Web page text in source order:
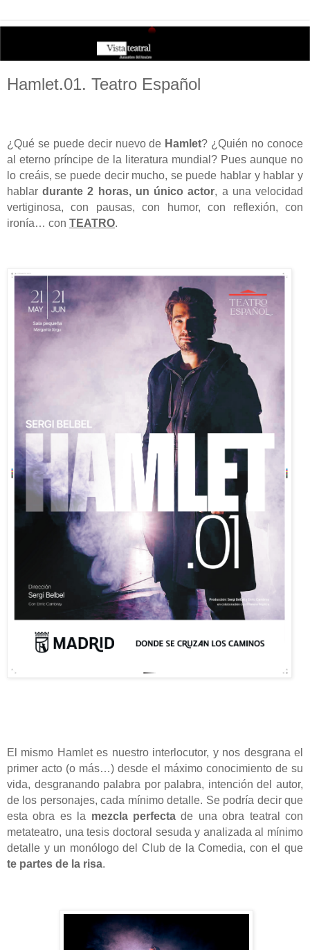
Hamlet.01. Teatro Español
¿Qué se puede decir nuevo de Hamlet? ¿Quién no conoce
al eterno príncipe de la literatura mundial? Pues aunque no
lo creáis, se puede decir mucho, se puede hablar y hablar y
hablardurante 2 horas, un único actor, a una velocidad
vertiginosa, con pausas, con humor, con reflexión, con
ironía… con TEATRO.
El mismo Hamlet es nuestro interlocutor, y nos desgrana el
primer acto (o más…) desde el máximo conocimiento de su
vida, desgranando palabra por palabra, intención del autor,
de los personajes, cada mínimo detalle. Se podría decir que
esta obra es la mezcla perfecta de una obra teatral con
metateatro, una tesis doctoral sesuda y analizada al mínimo
detalle y un monólogo del Club de la Comedia, con el que
te partes de la risa.